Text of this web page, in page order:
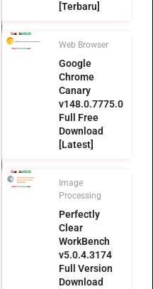
[Terbaru]
Web Browser
Google
Chrome
Canary
v148.0.7775.0
Full Free
Download
[Latest]
Image
Processing
Perfectly
Clear
WorkBench
v5.0.4.3174
Full Version
Download